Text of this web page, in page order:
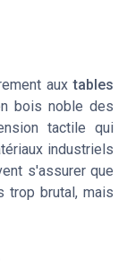
auxtables
bois noble des
tactile qui
industriels
s'assurer que
trop brutal, mais